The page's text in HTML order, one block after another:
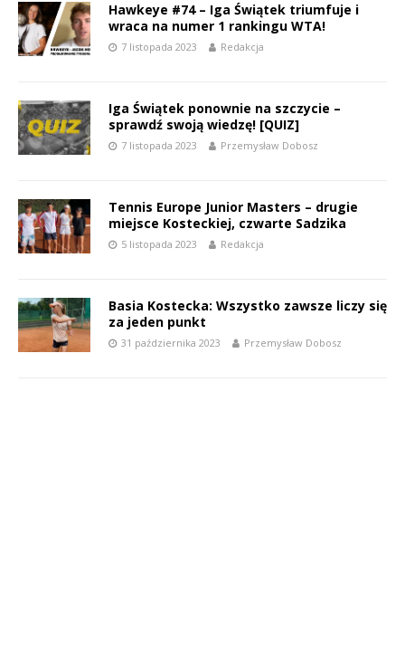
Hawkeye #74 – Iga Świątek triumfuje i
wraca na numer 1 rankingu WTA!
7 listopada 2023 Redakcja
Iga Świątek ponownie na szczycie –
sprawdź swoją wiedzę! [QUIZ]
7 listopada 2023 Przemysław Dobosz
Tennis Europe Junior Masters – drugie
miejsce Kosteckiej, czwarte Sadzika
5 listopada 2023 Redakcja
Basia Kostecka: Wszystko zawsze liczy się
za jeden punkt
31 października 2023 Przemysław Dobosz